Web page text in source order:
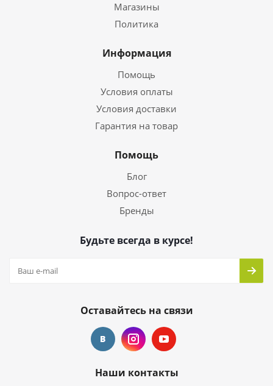
Магазины
Политика
Информация
Помощь
Условия оплаты
Условия доставки
Гарантия на товар
Помощь
Блог
Вопрос-ответ
Бренды
Будьте всегда в курсе!
Оставайтесь на связи
Наши контакты